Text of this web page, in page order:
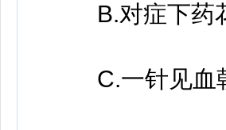
B.对症下药
C.一针见血